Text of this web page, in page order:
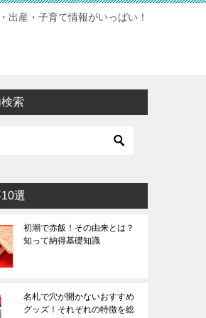
出産・子育て情報がいっぱい！
索
選
初潮で赤飯！その由来とは？
知って納得基礎知識
名札で穴が開かないおすすめ
グッズ！それぞれの特徴を総